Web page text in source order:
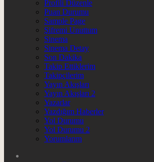
Profili Düzenle
Puan Durumu
Sample Page
Şifremi Unuttum
Sinema
Sinema Detay
Son Dakika
Takip Ettiklerim
Takipçilerim
Yayın Akışları
Yayın Akışları 2
Yazarlar
Yazdığım Haberler
Yol Durumu
Yol Durumu 2
Yorumlarım